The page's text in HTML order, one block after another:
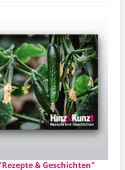
& Geschichten"